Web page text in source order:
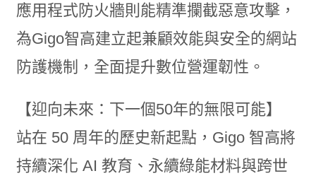
應用程式防火牆則能精準攔截惡意攻擊，
為Gigo智高建立起兼顧效能與安全的網站
防護機制，全面提升數位營運韌性。
【迎向未來：下一個50年的無限可能】
站在 50 周年的歷史新起點，Gigo 智高將
持續深化 AI 教育、永續綠能材料與跨世